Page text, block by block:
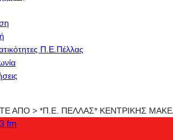
Π.Ε.Πέλλας
ΑΠΟ > *Π.Ε. ΠΕΛΛΑΣ* ΚΕΝΤΡΙΚΗΣ